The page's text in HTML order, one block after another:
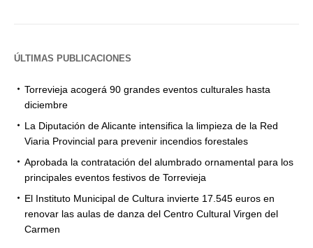
ÚLTIMAS PUBLICACIONES
Torrevieja acogerá 90 grandes eventos culturales hasta
diciembre
La Diputación de Alicante intensifica la limpieza de la Red
Viaria Provincial para prevenir incendios forestales
Aprobada la contratación del alumbrado ornamental para los
principales eventos festivos de Torrevieja
El Instituto Municipal de Cultura invierte 17.545 euros en
renovar las aulas de danza del Centro Cultural Virgen del
Carmen